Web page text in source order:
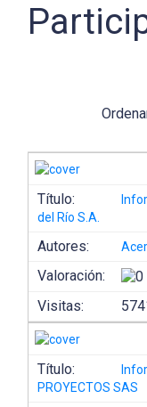
Título:
del Río S.A.
Autores:
Valoración:
Visitas:
Título:
PROYECTOS SAS